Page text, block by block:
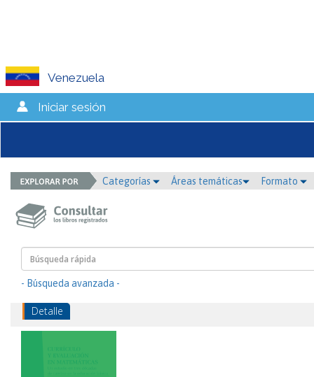
Venezuela
Iniciar sesión
Categorías Áreas temáticas Formato
- Búsqueda avanzada -
Detalle